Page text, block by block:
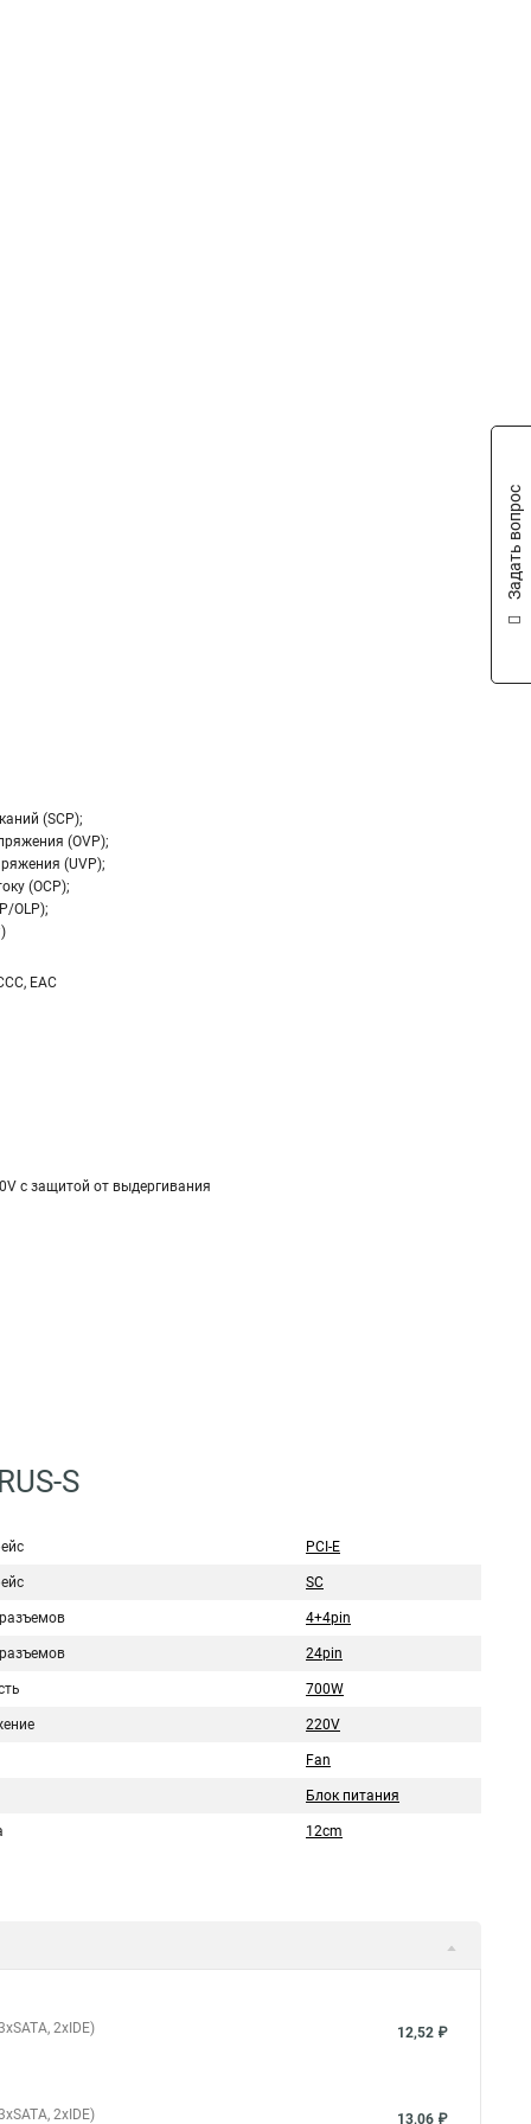
(SCP);
(OVP);
(UVP);
(OCP);
OLP);
EAC
с защитой от выдергивания
S
PCI-E
SC
4+4pin
24pin
700W
220V
Fan
Блок питания
12cm
2xIDE) 12,52 ₽
2xIDE) 13,06 ₽
Задать вопрос